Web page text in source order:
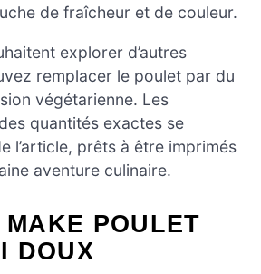
de fraîcheur et de couleur.
explorer d’autres
remplacer le poulet par du
végétarienne. Les
quantités exactes se
l’article, prêts à être imprimés
aventure culinaire.
MAKE POULET
DOUX